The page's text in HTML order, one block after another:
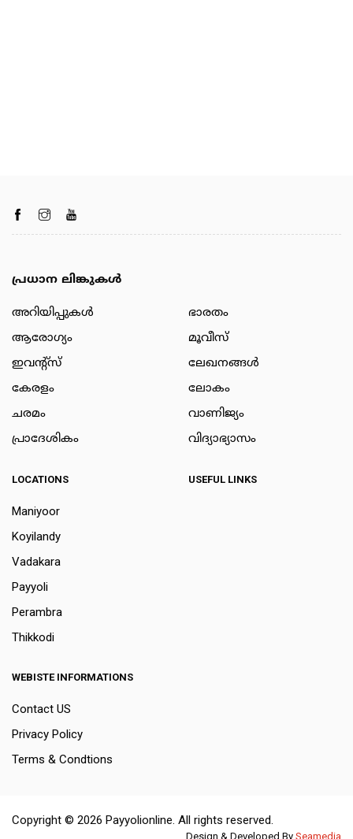
പ്രധാന ലിങ്കുകൾ
അറിയിപ്പുകള്‍
ആരോഗ്യം
ഇവന്റ്സ്
കേരളം
ചരമം
പ്രാദേശികം
ഭാരതം
മൂവീസ്
ലേഖനങ്ങള്‍
ലോകം
വാണിജ്യം
വിദ്യാഭ്യാസം
LOCATIONS
Maniyoor
Koyilandy
Vadakara
Payyoli
Perambra
Thikkodi
USEFUL LINKS
WEBISTE INFORMATIONS
Contact US
Privacy Policy
Terms & Condtions
Copyright © 2026 Payyolionline. All rights reserved.
Design & Developed By Seamedia